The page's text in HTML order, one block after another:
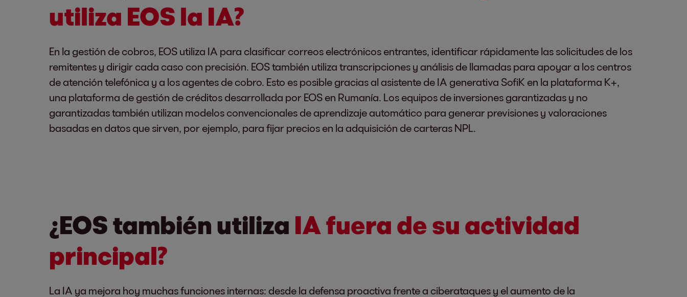
utiliza EOS la IA?
En la gestión de cobros, EOS utiliza IA para clasificar correos electrónicos entrantes, identificar rápidamente las solicitudes de los
remitentes y dirigir cada caso con precisión. EOS también utiliza transcripciones y análisis de llamadas para apoyar a los centros
de atención telefónica y a los agentes de cobro. Esto es posible gracias al asistente de IA generativa SofiK en la plataforma K+,
una plataforma de gestión de créditos desarrollada por EOS en Rumanía. Los equipos de inversiones garantizadas y no
garantizadas también utilizan modelos convencionales de aprendizaje automático para generar previsiones y valoraciones
basadas en datos que sirven, por ejemplo, para fijar precios en la adquisición de carteras NPL.
¿EOS también utiliza IA fuera de su actividad
principal?
La IA ya mejora hoy muchas funciones internas: desde la defensa proactiva frente a ciberataques y el aumento de la